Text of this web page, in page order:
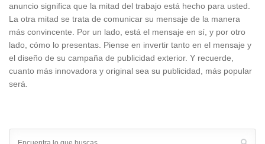
anuncio significa que la mitad del trabajo está hecho para usted.
La otra mitad se trata de comunicar su mensaje de la manera
más convincente. Por un lado, está el mensaje en sí, y por otro
lado, cómo lo presentas. Piense en invertir tanto en el mensaje y
el diseño de su campaña de publicidad exterior. Y recuerde,
cuanto más innovadora y original sea su publicidad, más popular
será.